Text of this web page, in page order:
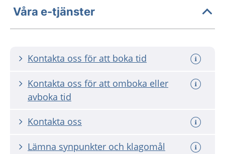
Våra e-tjänster
Kontakta oss för att boka tid
Kontakta oss för att omboka eller
avboka tid
Kontakta oss
Lämna synpunkter och klagomål